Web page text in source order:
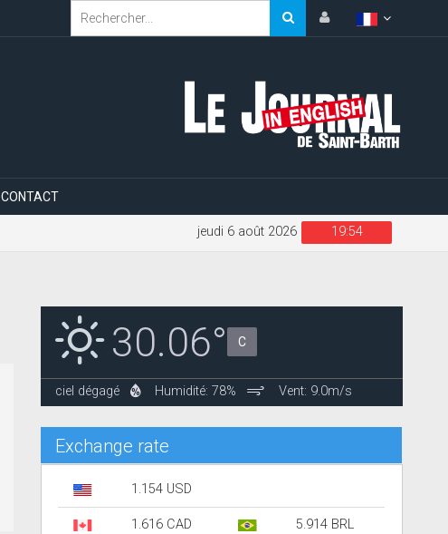
CONTACT
19:54
jeudi 6 août 2026
30.06° C
ciel dégagé Humidité: 78% Vent: 9.0m/s
Exchange rate
1.154 USD
1.616 CAD 5.914 BRL